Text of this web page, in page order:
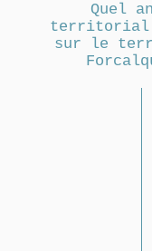
Quel
territorial
sur le